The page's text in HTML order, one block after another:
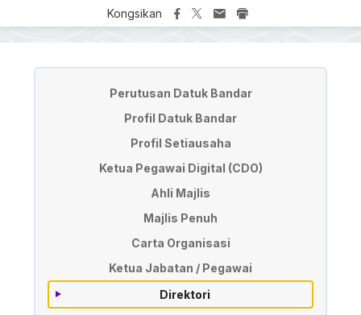
Kongsikan
Perutusan Datuk Bandar
Profil Datuk Bandar
Profil Setiausaha
Ketua Pegawai Digital (CDO)
Ahli Majlis
Majlis Penuh
Carta Organisasi
Ketua Jabatan / Pegawai
Direktori